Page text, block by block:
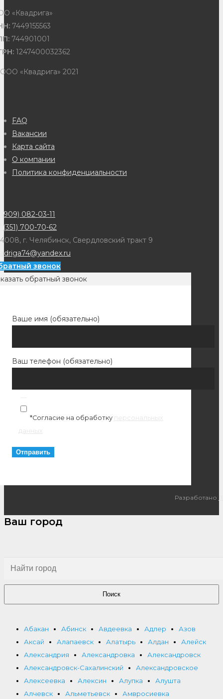
«Квадрига»
7449155563
744901001
1247400032362
«Квадрига» 2021
FAQ
Вакансии
Карта сайта
О компании
Политика конфиденциальности
082-03-11
(351) 700-70-62
г. Челябинск, Свердловский тракт 9
звонок
обратный звонок
Ваше имя (обязательно)
Ваш телефон (обязательно)
*Согласие на обработку персональных
данных
Разработано
Ваш город
Поиск
Абакан Абинск Авдеевка Адлер
Азов
Аксай
Алапаевск Алатырь Алдан
Алейск
Александрия
Александровка
Александровск
Александровск-Сахалинский
Александровское
Алексеевка
Алексин Алупка
Алушта
Алчевск
Альметьевск
Амвросиевка